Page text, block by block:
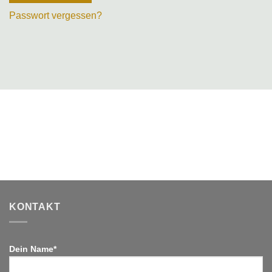
Passwort vergessen?
KONTAKT
Dein Name*